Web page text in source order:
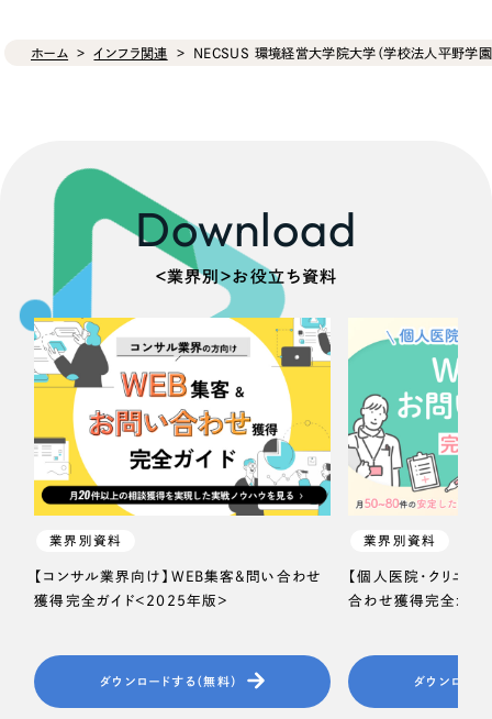
ホーム インフラ関連 NECSUS 環境経営大学院大学（学校法人平野学園様
Download
＜業界別＞お役立ち資料
業界別資料
【コンサル業界向け】WEB集客＆問い合わせ
獲得完全ガイド＜2025年版＞
ダウンロードする（無料）
業界別資料
【個人医院・クリニッ
合わせ獲得完全ガイ
ダウンロード